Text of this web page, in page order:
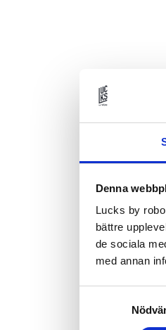
Denna
Lucks by
bättre
de sociala
med annan